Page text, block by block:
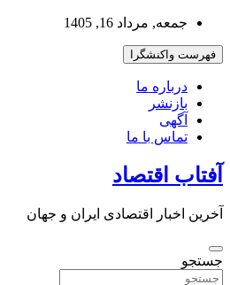
بروید
جمعه, مرداد 16, 1405
فهرست واکنشگرا
درباره ما
بازنشر
آگهی
تماس با ما
آفتاب اقتصاد
آخرین اخبار اقتصادی ایران و جهان
جستجو